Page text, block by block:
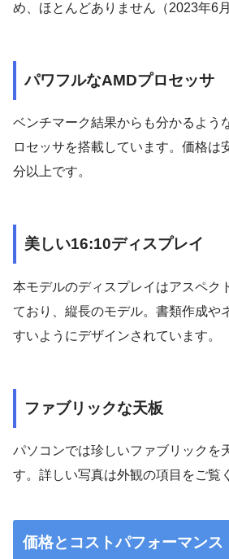
め、ほとんどありません（2023年6
パワフルなAMDプロセッサ
ベンチマーク結果からも分かるよう
ロセッサを搭載しています。価格は
分以上です。
美しい16:10ディスプレイ
本モデルのディスプレイはアスペク
ており、縦長のモデル。書類作成や
すいようにデザインされています。
ファブリックな天板
パソコンでは珍しいファブリックを
す。詳しい写真は外観の項目をご覧
価格とコストパフォーマンス